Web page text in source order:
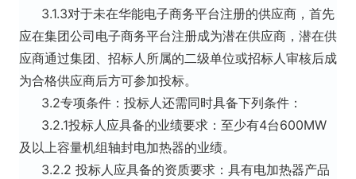
3.1.3对于未在华能电子商务平台注册的供应商，首先
应在集团公司电子商务平台注册成为潜在供应商，潜在供
应商通过集团、招标人所属的二级单位或招标人审核后成
为合格供应商后方可参加投标。
3.2专项条件：投标人还需同时具备下列条件：
3.2.1投标人应具备的业绩要求：至少有4台600MW
及以上容量机组轴封电加热器的业绩。
3.2.2 投标人应具备的资质要求：具有电加热器产品